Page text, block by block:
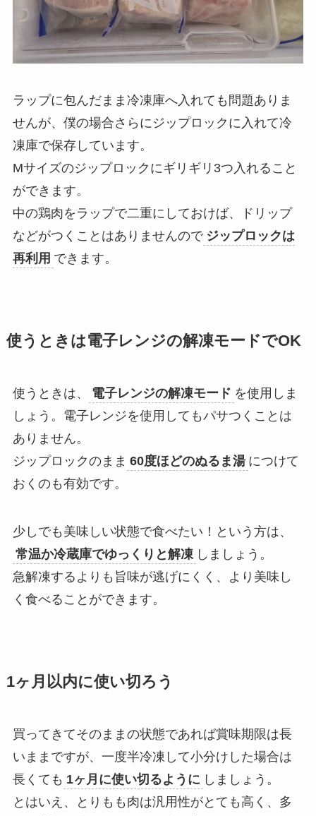
ラップに包んだまま冷凍庫へ入れても問題ありま
せんが、僕の場合さらにジップロックに入れて冷
凍庫で保存しています。
Mサイズのジップロックにギリギリ3つ入れること
ができます。
中の鶏肉をラップで二重にしておけば、ドリップ
などがつくことはありませんので ジップロックは
再利用 できます。
使うときは電子レンジの解凍モードでOK
使うときは、 電子レンジの解凍モード を使用しま
しょう。電子レンジを使用してもパサつくことは
ありません。
ジップロックのまま 60度ほどのぬるま湯 につけて
おくのも有効です。
少しでも美味しい状態で食べたい！という方は、
常温か冷蔵庫でゆっくりと解凍 しましょう。
急解凍するよりも旨味が逃げにくく、より美味し
く食べることができます。
1ヶ月以内に使い切ろう
買ってきてそのままの状態であれば賞味期限は長
いままですが、一度半冷凍して小分けした場合は
長くても 1ヶ月に使い切るように しましょう。
とはいえ、とりもも肉は汎用性がとても高く、多